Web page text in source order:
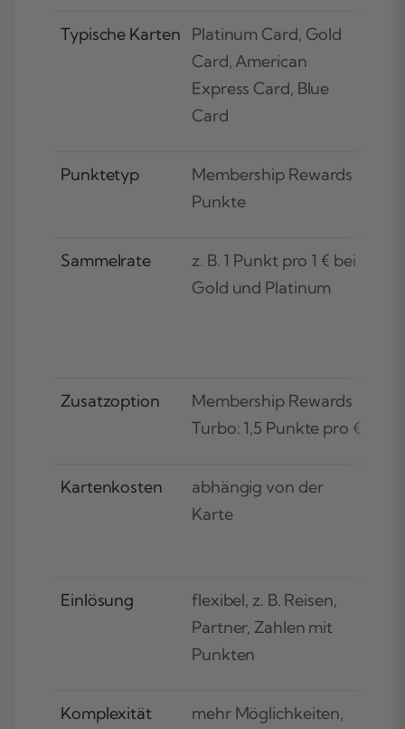
Typische Karten
Platinum Card, Gold
Card, American
Express Card, Blue
Card
Punktetyp
Membership Rewards
Punkte
Sammelrate
z. B. 1 Punkt pro 1 € bei
Gold und Platinum
Zusatzoption
Membership Rewards
Turbo: 1,5 Punkte pro €
Kartenkosten
abhängig von der
Karte
Einlösung
flexibel, z. B. Reisen,
Partner, Zahlen mit
Punkten
Komplexität
mehr Möglichkeiten,